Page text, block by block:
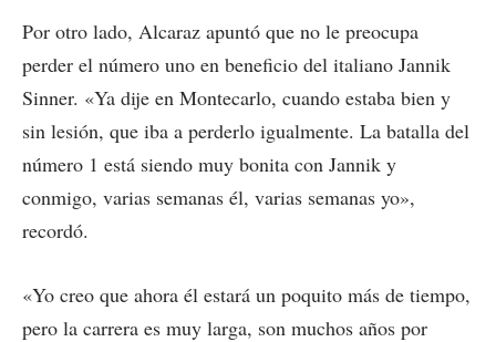
Por otro lado, Alcaraz apuntó que no le preocupa
perder el número uno en beneficio del italiano Jannik
Sinner. «Ya dije en Montecarlo, cuando estaba bien y
sin lesión, que iba a perderlo igualmente. La batalla del
número 1 está siendo muy bonita con Jannik y
conmigo, varias semanas él, varias semanas yo»,
recordó.
«Yo creo que ahora él estará un poquito más de tiempo,
pero la carrera es muy larga, son muchos años por